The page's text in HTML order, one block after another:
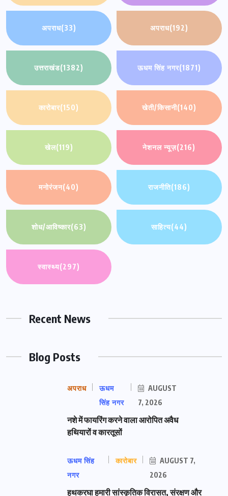
अपराध(33) अपराध(192)
उत्तराखंड(1382) ऊधम सिंह नगर(1871)
कारोबार(150) खेती/किसानी(140)
खेल(119) नेशनल न्यूज़(216)
मनोरंजन(40) राजनीति(186)
शोध/आविष्कार(63) साहित्य(44)
स्वास्थ्य(297)
Recent News
Blog Posts
अपराध
ऊधम
सिंह नगर
AUGUST
7, 2026
नशे में फायरिंग करने वाला आरोपित अवैध
हथियारों व कारतूसों
ऊधम सिंह
नगर
कारोबार
AUGUST 7,
2026
हथकरघा हमारी सांस्कृतिक विरासत, संरक्षण और